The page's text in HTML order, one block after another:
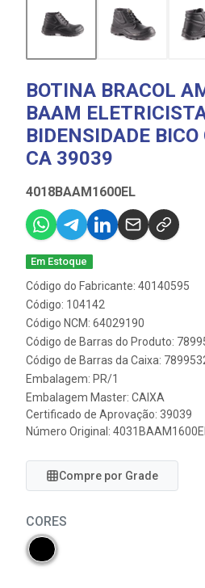
BOTINA BRACOL
BAAM
BIDENSIDADE
CA 39039
4018BAAM1600EL
Em Estoque
Código do Fabricante: 40140595
Código: 104142
Código NCM: 64029190
Código de Barras do Produto:
Código de Barras da Caixa:
Embalagem: PR/1
Embalagem Master: CAIXA
Certificado de Aprovação: 39039
Número Original: 4031BAAM1600EL
Compre por Grade
CORES